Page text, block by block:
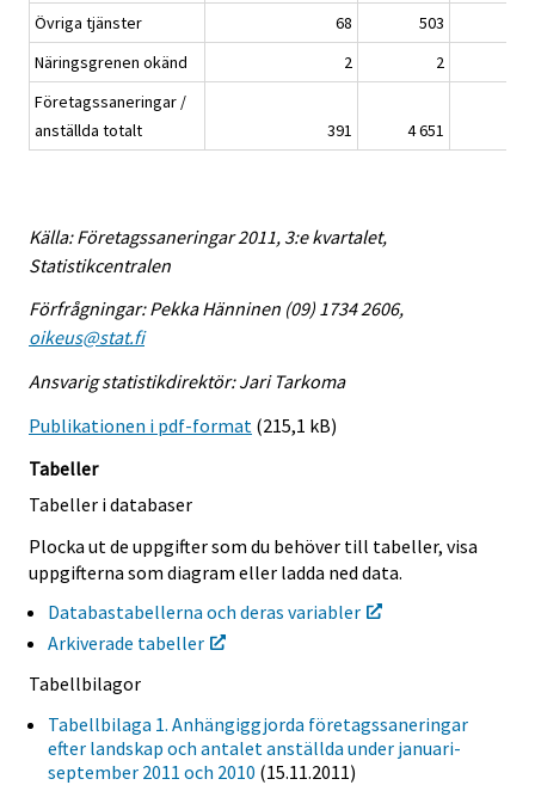
Övriga tjänster 68
503
Näringsgrenen okänd
2
2
Företagssaneringar /
anställda totalt
391 4 651
Källa: Företagssaneringar 2011, 3:e kvartalet,
Statistikcentralen
Förfrågningar: Pekka Hänninen (09) 1734 2606,
oikeus@stat.fi
Ansvarig statistikdirektör: Jari Tarkoma
Publikationen i pdf-format (215,1 kB)
Tabeller
Tabeller i databaser
Plocka ut de uppgifter som du behöver till tabeller, visa
uppgifterna som diagram eller ladda ned data.
Databastabellerna och deras variabler
Arkiverade tabeller
Tabellbilagor
Tabellbilaga 1. Anhängiggjorda företagssaneringar
efter landskap och antalet anställda under januari-
september 2011 och 2010 (15.11.2011)